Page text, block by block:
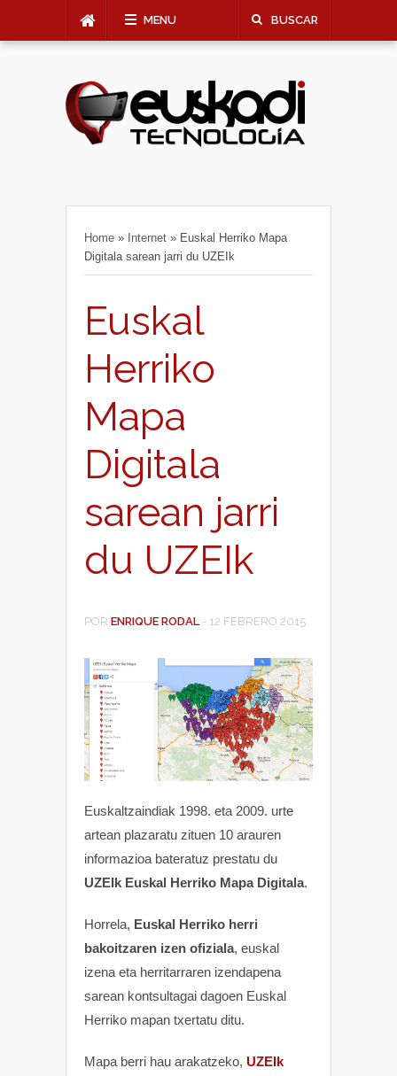
MENU BUSCAR
Home » Internet » Euskal Herriko Mapa
Digitala sarean jarri du UZEIk
Euskal
Herriko
Mapa
Digitala
sarean jarri
du UZEIk
POR ENRIQUE RODAL - 12 FEBRERO 2015
Euskaltzaindiak 1998. eta 2009. urte
artean plazaratu zituen 10 arauren
informazioa bateratuz prestatu du
UZEIk Euskal Herriko Mapa Digitala.
Horrela, Euskal Herriko herri
bakoitzaren izen ofiziala, euskal
izena eta herritarraren izendapena
sarean kontsultagai dagoen Euskal
Herriko mapan txertatu ditu.
Mapa berri hau arakatzeko, UZEIk